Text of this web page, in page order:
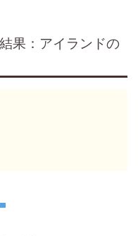
果：アイランドの